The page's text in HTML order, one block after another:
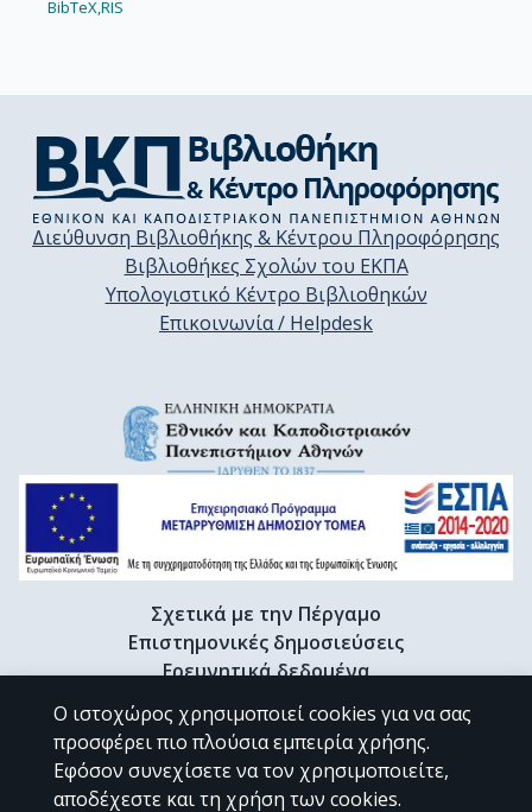
BibTeX,RIS
Διεύθυνση Βιβλιοθήκης & Κέντρου Πληροφόρησης
Βιβλιοθήκες Σχολών του ΕΚΠΑ
Υπολογιστικό Κέντρο Βιβλιοθηκών
Επικοινωνία / Helpdesk
Σχετικά με την Πέργαμο
Επιστημονικές δημοσιεύσεις
Ερευνητικά δεδομένα
Διδακτορικές διατριβές & Γκρίζα βιβλιογραφία
Προφίλ Ερευνητή
Ο ιστοχώρος χρησιμοποιεί cookies για να σας
προσφέρει πιο πλούσια εμπειρία χρήσης.
Εφόσον συνεχίσετε να τον χρησιμοποιείτε,
αποδέχεστε και τη χρήση των cookies.